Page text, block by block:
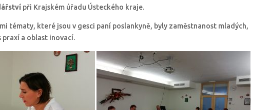
při Krajském úřadu Ústeckého kraje.
tématy, které jsou v gesci paní poslankyně, byly zaměstnanost mladých,
a oblast inovací.